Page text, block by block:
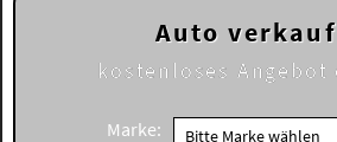
Auto
kostenloses Angebot
Marke: